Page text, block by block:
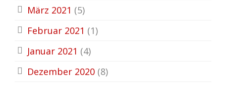
März 2021 (5)
Februar 2021 (1)
Januar 2021 (4)
Dezember 2020 (8)